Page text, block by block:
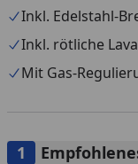
Inkl. Edelstahl-
Inkl. rötliche
Mit Gas-